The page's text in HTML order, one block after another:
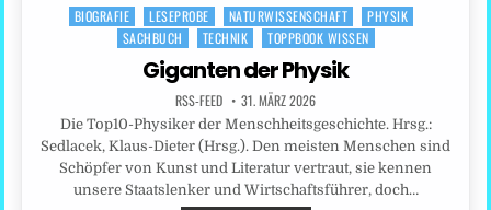
Posted
BIOGRAFIE LESEPROBE NATURWISSENSCHAFT
PHYSIK
SACHBUCH
TECHNIK TOPPBOOK WISSEN
Giganten der Physik
RSS-FEED 31. MÄRZ 2026
Die Top10-Physiker der Menschheitsgeschichte. Hrsg.:
Sedlacek, Klaus-Dieter (Hrsg.). Den meisten Menschen sind
Schöpfer von Kunst und Literatur vertraut, sie kennen
unsere Staatslenker und Wirtschaftsführer, doch…